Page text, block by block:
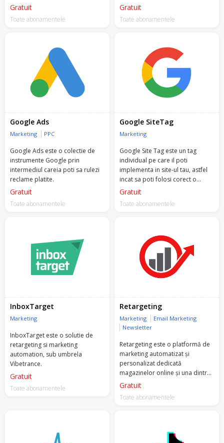
online.
Gratuit
Toate abonamentele
Facebook Business Manager.
Gratuit
Toate abonamentele
Google Ads
Marketing PPC
Google Ads este o colectie de
instrumente Google prin
intermediul careia poti sa rulezi
reclame platite.
Gratuit
Toate abonamentele
Google SiteTag
Marketing
Google Site Tag este un tag
individual pe care il poti
implementa in site-ul tau, astfel
incat sa poti folosi corect o
multime de instrumente Google.
Gratuit
Toate abonamentele
InboxTarget
Marketing
InboxTarget este o solutie de
retargeting si marketing
automation, sub umbrela
Vibetrance.
Gratuit
Toate abonamentele
Retargeting
Marketing
Email Marketing
Newsletter
Retargeting este o platformă de
marketing automatizat și
personalizat dedicată
magazinelor online și una dintre
primele companii din Europa de
Marketing, cât și Google Premier
Retargeting oferă o vastă gamă
de servicii automate și bazate pe
Gratuit
Toate abonamentele